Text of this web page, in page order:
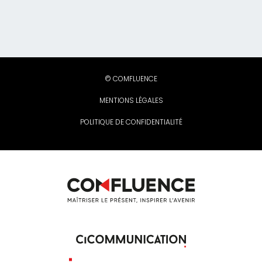
© COMFLUENCE
MENTIONS LÉGALES
POLITIQUE DE CONFIDENTIALITÉ